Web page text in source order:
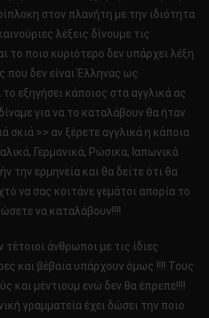
στον πλανήτη με την ιδιότητα
λέξεις δίνουμε τις
το ποιο κυριότερο δεν υπάρχει λέξη
που δεν είναι Έλληνας ως
εξηγήσει κάποιος στα αγγλικά ας
για να το καταλάβουν θα ήταν
σκιά >> αν ξέρετε αγγλικά η κάποια
Γερμανικά, Ρώσικα, Ιαπωνικά
την ερμηνεία και θα δείτε ότι θα
να σας κοιτάνε γεμάτοι απορία το
να καταλάβουν!!!!
άνθρωποι με τις ίδιες
και βέβαια υπάρχουν όμως !!!! Τους
και μέντιουμ ενώ δεν θα έπρεπε!!!!
γραμματεία έχει δώσει την ποιο